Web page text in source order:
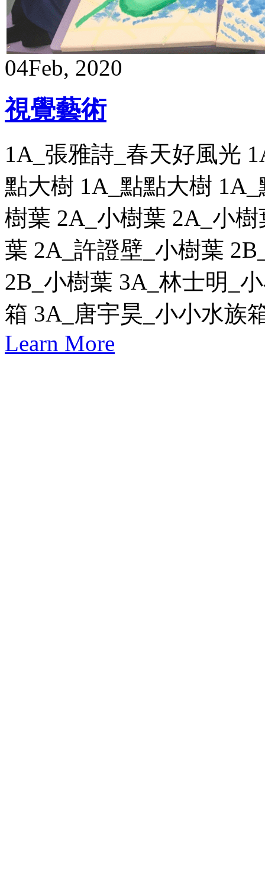
04Feb, 2020
視覺藝術
1A_張雅詩_春天好風光
點大樹 1A_點點大樹
樹葉 2A_小樹葉 2A_小
葉 2A_許證壁_小樹葉
2B_小樹葉 3A_林士明_
箱 3A_唐宇昊_小小水族
Learn More